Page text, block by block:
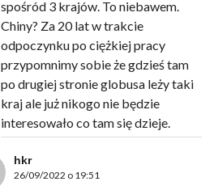
spośród 3 krajów. To niebawem.
Chiny? Za 20 lat w trakcie
odpoczynku po ciężkiej pracy
przypomnimy sobie że gdzieś tam
po drugiej stronie globusa leży taki
kraj ale już nikogo nie będzie
interesowało co tam się dzieje.
hkr
26/09/2022 o 19:51